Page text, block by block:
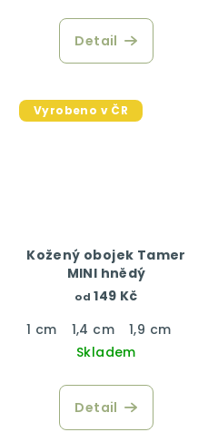
Detail
4 cm
Vyrobeno v ČR
Kožený obojek Tamer
MINI hnědý
od 149 Kč
1 cm
1,4 cm
1,9 cm
Skladem
Detail